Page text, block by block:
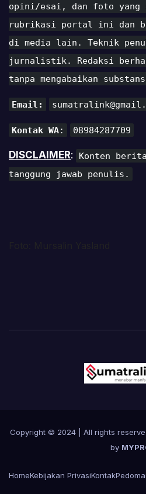
opini/esai, dan foto yang
rubrikasi portal ini dan
di media lain. Teknik
jurnalistik. Redaksi
tanpa mengabaikan
Email:
Kontak WA: 08984287709
DISCLAIMER:
Konten
tanggung jawab penulis.
Copyright © 2024 | All rights
by
HomeKebijakan PrivasiKontak